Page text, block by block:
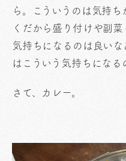
ら。こういうのは気持
くだから盛り付けや副
気持ちになるのは良い
はこういう気持ちになる
さて、カレー。